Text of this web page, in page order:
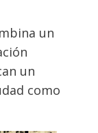
un
un
como